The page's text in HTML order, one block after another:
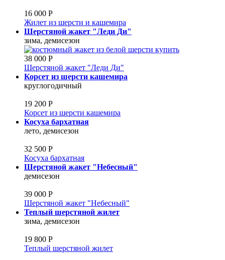
16 000 Р
Жилет из шерсти и кашемира
Шерстяной жакет "Леди Ди"
зима, демисезон
38 000 Р
Шерстяной жакет "Леди Ди"
Корсет из шерсти кашемира
круглогодичный
19 200 Р
Корсет из шерсти кашемира
Косуха бархатная
лето, демисезон
32 500 Р
Косуха бархатная
Шерстяной жакет "Небесный"
демисезон
39 000 Р
Шерстяной жакет "Небесный"
Теплый шерстяной жилет
зима, демисезон
19 800 Р
Теплый шерстяной жилет